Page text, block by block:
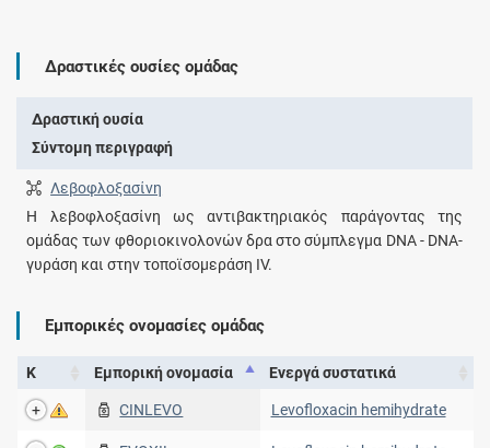
Δραστικές ουσίες ομάδας
Δραστική ουσία
Σύντομη περιγραφή
Λεβοφλοξασίνη
Η λεβοφλοξασίνη ως αντιβακτηριακός παράγοντας της
ομάδας των φθοριοκινολονών δρα στο σύμπλεγμα DNA - DNA-
γυράση και στην τοποϊσομεράση IV.
Εμπορικές ονομασίες ομάδας
Κ Εμπορική ονομασία Ενεργά συστατικά
CINLEVO Levofloxacin hemihydrate